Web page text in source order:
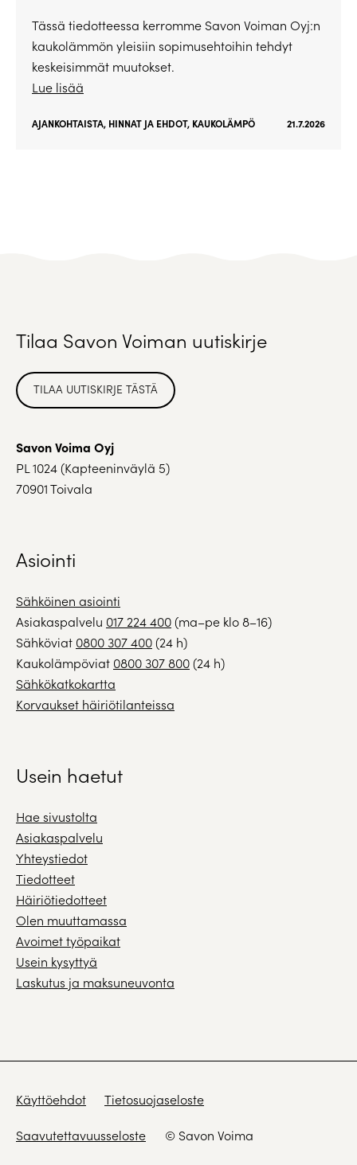
Tässä tiedotteessa kerromme Savon Voiman Oyj:n
kaukolämmön yleisiin sopimusehtoihin tehdyt
keskeisimmät muutokset.
Lue lisää
AJANKOHTAISTA, HINNAT JA EHDOT, KAUKOLÄMPÖ 21.7.2026
Tilaa Savon Voiman uutiskirje
TILAA UUTISKIRJE TÄSTÄ
Savon Voima Oyj
PL 1024 (Kapteeninväylä 5)
70901 Toivala
Asiointi
Sähköinen asiointi
Asiakaspalvelu 017 224 400(ma–pe klo 8–16)
Sähköviat 0800 307 400(24 h)
Kaukolämpöviat 0800 307 800(24 h)
Sähkökatkokartta
Korvaukset häiriötilanteissa
Usein haetut
Hae sivustolta
Asiakaspalvelu
Yhteystiedot
Tiedotteet
Häiriötiedotteet
Olen muuttamassa
Avoimet työpaikat
Usein kysyttyä
Laskutus ja maksuneuvonta
Käyttöehdot Tietosuojaseloste
Saavutettavuusseloste © Savon Voima